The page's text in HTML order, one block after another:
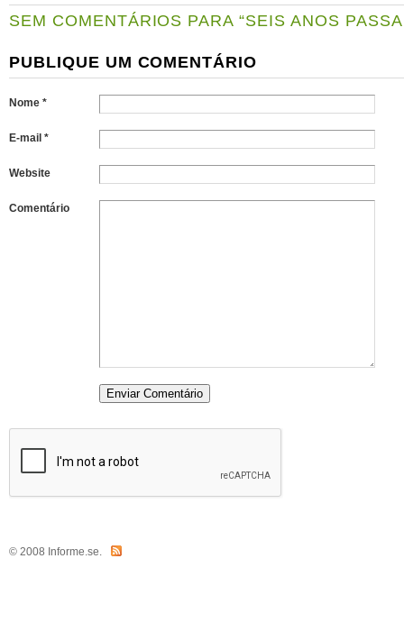
SEM COMENTÁRIOS PARA “SEIS ANOS
PUBLIQUE UM COMENTÁRIO
Nome *
E-mail *
Website
Comentário
© 2008 Informe.se.